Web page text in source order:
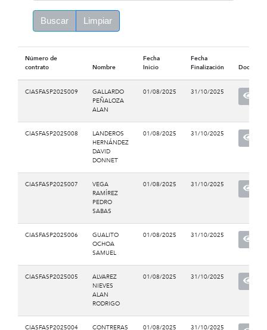
Buscar Limpiar
Número de
contrato
Nombre
Fecha
Inicio
Fecha
Finalización
CIASFASP2025009
GALLARDO
PEÑALOZA
ALAN
01/08/2025 31/10/2025
CIASFASP2025008
LANDEROS
HERNÁNDEZ
DAVID
DONNET
01/08/2025 31/10/2025
CIASFASP2025007
VEGA
RAMÍREZ
PEDRO
SABAS
01/08/2025 31/10/2025
CIASFASP2025006
GUALITO
OCHOA
SAMUEL
01/08/2025 31/10/2025
CIASFASP2025005
ALVAREZ
NIEVES
ALAN
RODRIGO
01/08/2025 31/10/2025
CIASFASP2025004
CONTRERAS
01/08/2025 31/10/2025